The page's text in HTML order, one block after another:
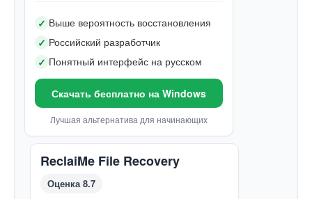
✓ Выше вероятность восстановления
✓ Российский разработчик
✓ Понятный интерфейс на русском
Скачать бесплатно на Windows
Лучшая альтернатива для начинающих
ReclaiMe File Recovery
Оценка 8.7